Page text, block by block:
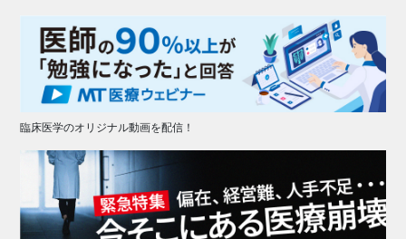
臨床医学のオリジナル動画を配信！